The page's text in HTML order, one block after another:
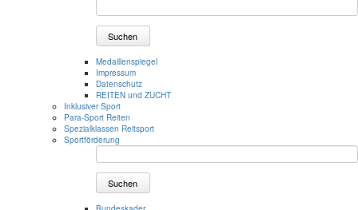
Suchen
Medaillenspiegel
Impressum
Datenschutz
REITEN und ZUCHT
Inklusiver Sport
Para-Sport Reiten
Spezialklassen Reitsport
Sportförderung
Suchen